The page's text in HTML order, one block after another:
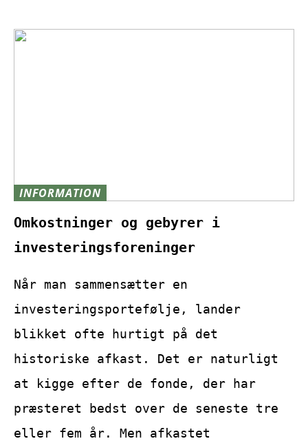
INFORMATION
Omkostninger og gebyrer i
investeringsforeninger
Når man sammensætter en
investeringsportefølje, lander
blikket ofte hurtigt på det
historiske afkast. Det er naturligt
at kigge efter de fonde, der har
præsteret bedst over de seneste tre
eller fem år. Men afkastet